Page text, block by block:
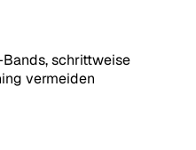
schrittweise
vermeiden